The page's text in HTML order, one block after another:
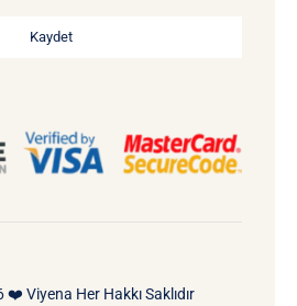
Kaydet
Viyena Her Hakkı Saklıdır